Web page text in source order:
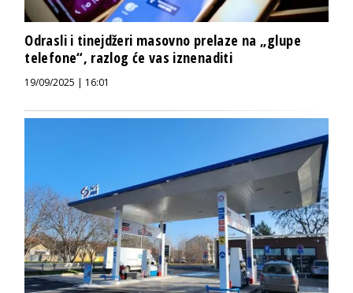
Odrasli i tinejdžeri masovno prelaze na „glupe
telefone“, razlog će vas iznenaditi
19/09/2025 | 16:01